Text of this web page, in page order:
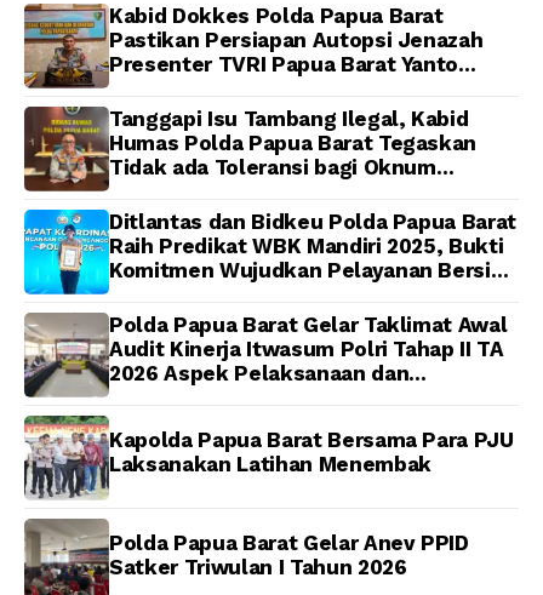
Ibadah Bersama di
Masjid Al-Muhajirin
Kabid Dokkes Polda Papua Barat
Pastikan Persiapan Autopsi Jenazah
Presenter TVRI Papua Barat Yanto
Dijadwalkan Kamis
Tanggapi Isu Tambang Ilegal, Kabid
Humas Polda Papua Barat Tegaskan
Tidak ada Toleransi bagi Oknum
Ditlantas dan Bidkeu Polda Papua Barat
Raih Predikat WBK Mandiri 2025, Bukti
Komitmen Wujudkan Pelayanan Bersih
Polda Papua Barat Gelar Taklimat Awal
Audit Kinerja Itwasum Polri Tahap II TA
2026 Aspek Pelaksanaan dan
Kapolda Papua Barat Bersama Para PJU
Laksanakan Latihan Menembak
Polda Papua Barat Gelar Anev PPID
Satker Triwulan I Tahun 2026